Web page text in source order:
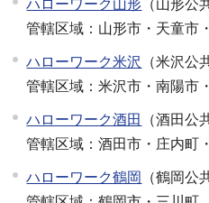
ハローワーク山形 （山形公
管轄区域：山形市・天童市
ハローワーク米沢
（米沢公
管轄区域：米沢市・南陽市
ハローワーク酒田
（酒田公
管轄区域：酒田市・庄内町
ハローワーク鶴岡
（鶴岡公